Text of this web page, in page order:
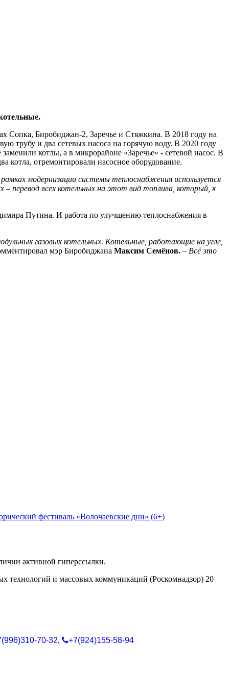
Сопка, Биробиджан-2, Заречье и Стяжкина. В 2018 году на
трубу и два сетевых насоса на горячую воду. В 2020 году
котлы, а в микрорайоне «Заречье» - сетевой насос. В
котла, отремонтировали насосное оборудование.
модернизации системы теплоснабжения используется
перевод всех котельных на этот вид топлива, который, к
Путина. И работа по улучшению теплоснабжения в
газовых котельных. Котельные, работающие на угле,
мэр Биробиджана Максим Семёнов. – Всё это
фестиваль «Волочаевские дни» (6+)
активной гиперссылки.
технологий и массовых коммуникаций (Роскомнадзор) 20
70-32, +7(924)155-58-94